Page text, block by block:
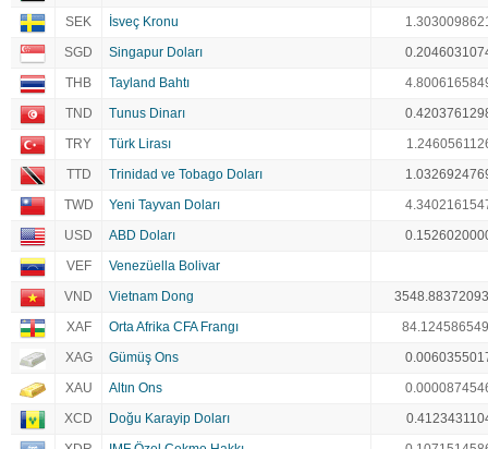
SEK
İsveç Kronu
SGD
Singapur Doları
THB
Tayland Bahtı
TND
Tunus Dinarı
TRY
Türk Lirası
TTD
Trinidad ve Tobago Doları
TWD
Yeni Tayvan Doları
USD
ABD Doları
VEF
Venezüella Bolivar
VND
Vietnam Dong
XAF
Orta Afrika CFA Frangı
XAG
Gümüş Ons
XAU
Altın Ons
XCD
Doğu Karayip Doları